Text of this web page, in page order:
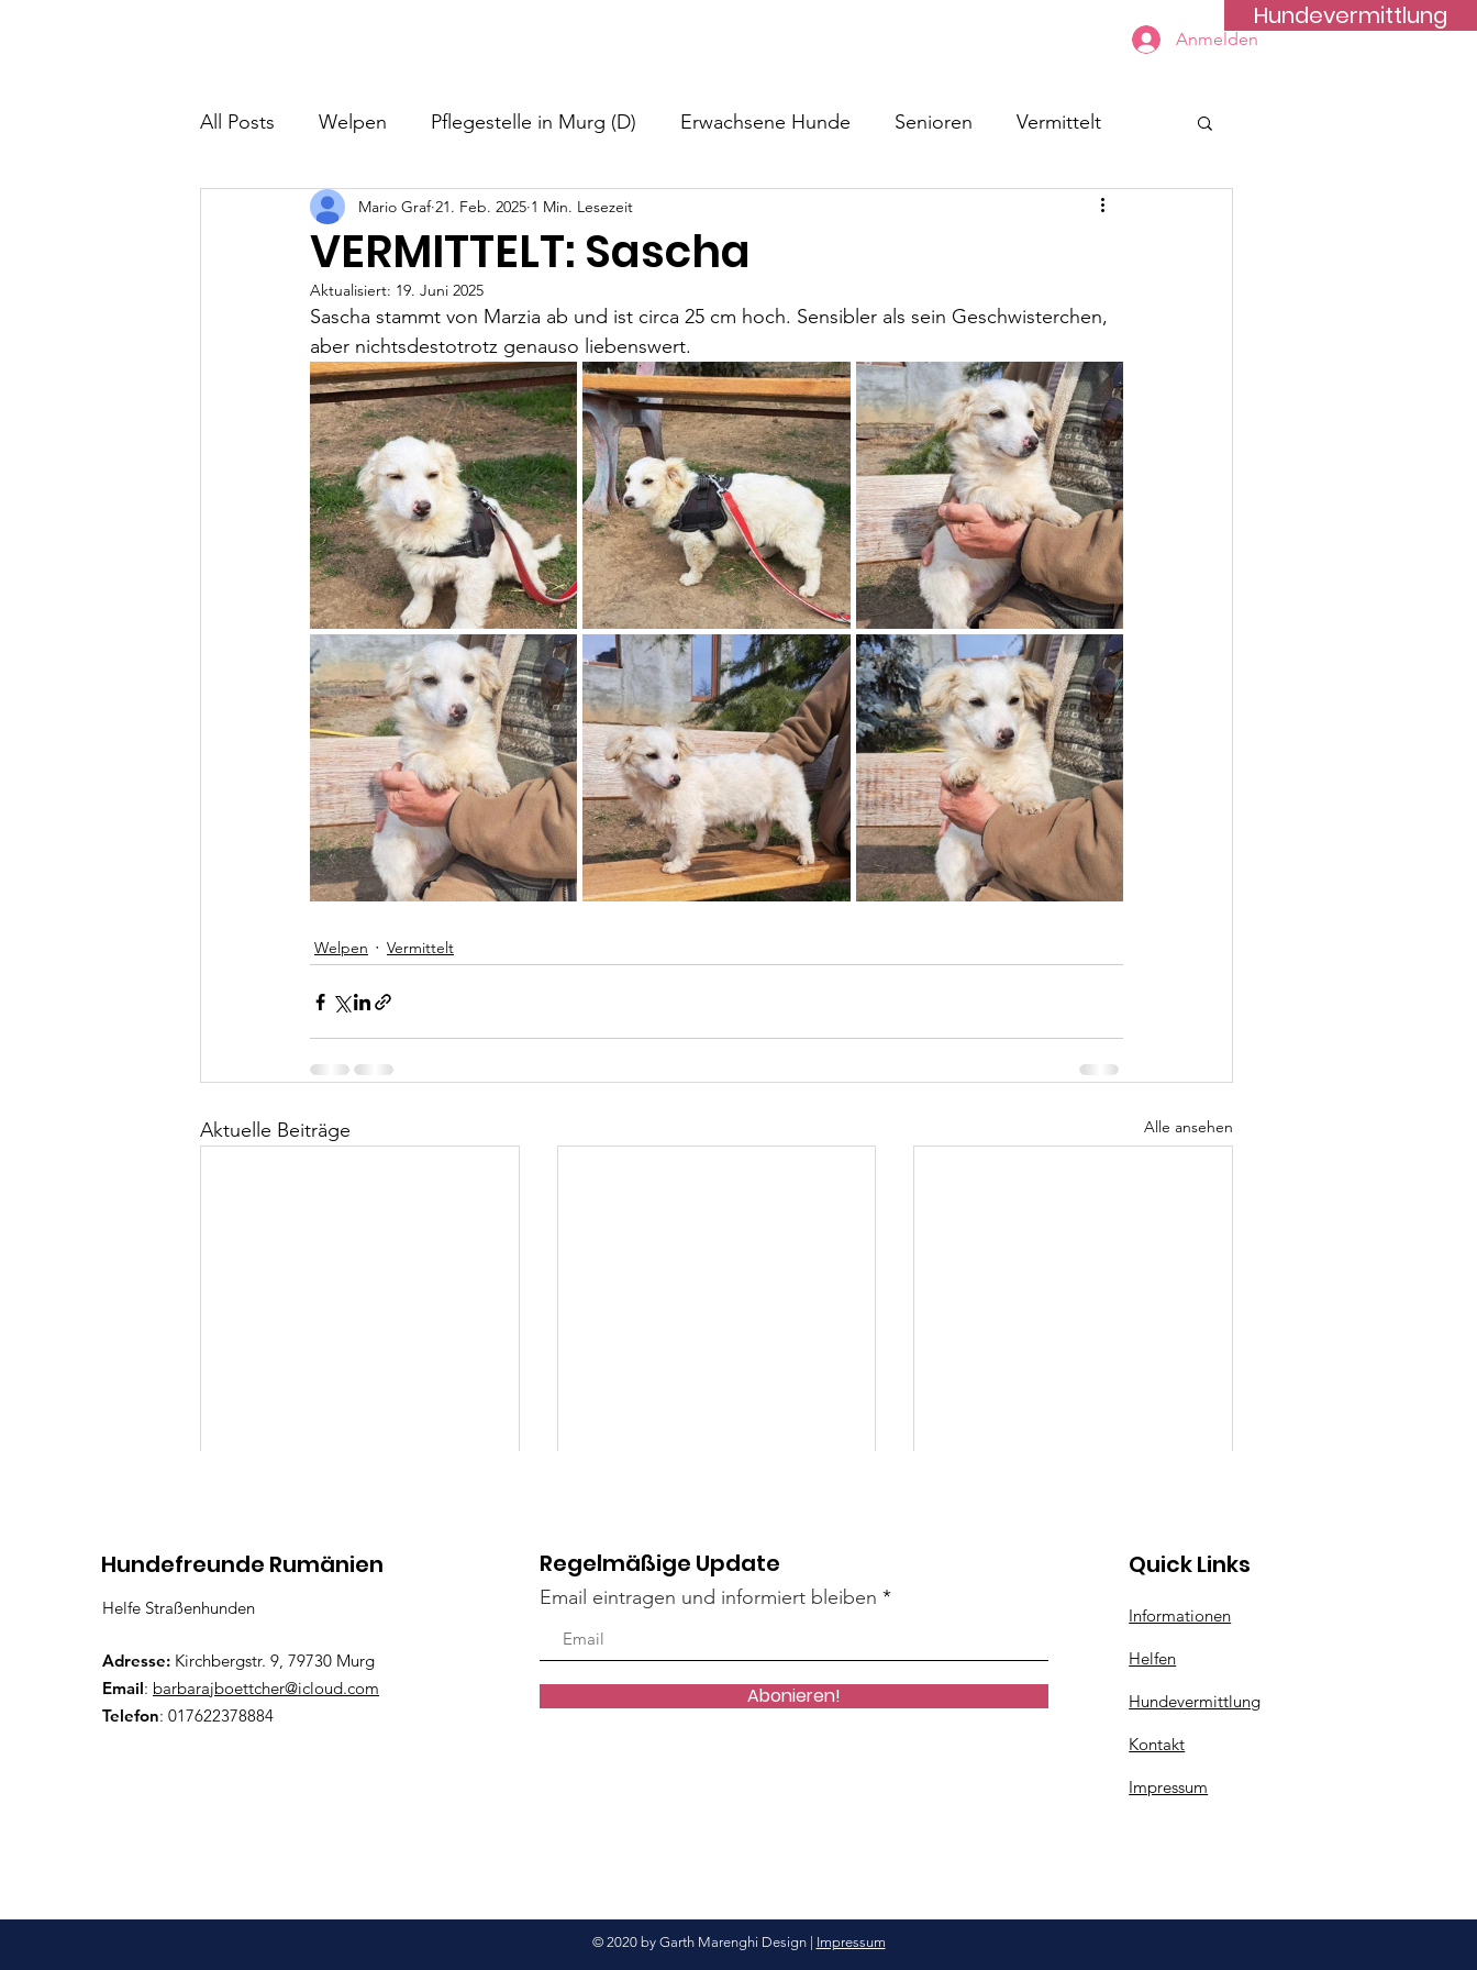
Hundevermittlung
Anmelden
All Posts Welpen Pflegestelle in Murg (D) Erwachsene Hunde Senioren Vermittelt
VERMITTELT: Sascha
Mario Graf 21. Feb. 2025 1 Min. Lesezeit
Aktualisiert: 19. Juni 2025
Sascha stammt von Marzia ab und ist circa 25 cm hoch. Sensibler als sein Geschwisterchen,
aber nichtsdestotrotz genauso liebenswert.
Welpen Vermittelt
Aktuelle Beiträge Alle ansehen
Lenny Mäxle
Hundefreunde Rumänien
Helfe Straßenhunden
Adresse: Kirchbergstr. 9, 79730 Murg
Email: barbarajboettcher@icloud.com
Telefon: 017622378884
Regelmäßige Update
Email eintragen und informiert bleiben
Abonieren!
Quick Links
Informationen
Helfen
Hundevermittlung
Kontakt
Impressum
© 2020 by Garth Marenghi Design | Impressum